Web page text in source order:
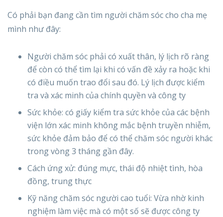
Có phải bạn đang cần tìm người chăm sóc cho cha mẹ
mình như đây:
Người chăm sóc phải có xuất thân, lý lịch rõ ràng
để còn có thể tìm lại khi có vấn đề xảy ra hoặc khi
có điều muốn trao đổi sau đó. Lý lịch được kiểm
tra và xác minh của chính quyền và công ty
Sức khỏe: có giấy kiểm tra sức khỏe của các bệnh
viện lớn xác minh không mắc bệnh truyền nhiễm,
sức khỏe đảm bảo để có thể chăm sóc người khác
trong vòng 3 tháng gần đây.
Cách ứng xử: đúng mực, thái độ nhiệt tình, hòa
đồng, trung thực
Kỹ năng chăm sóc người cao tuổi: Vừa nhờ kinh
nghiệm làm việc mà có một số sẽ được công ty